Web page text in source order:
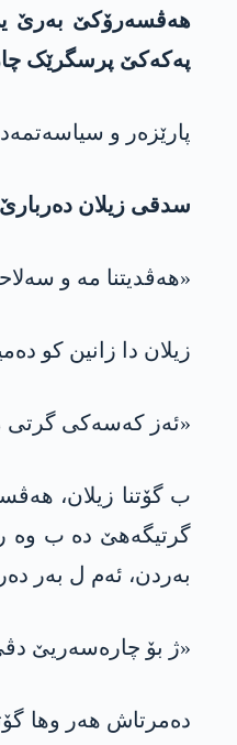
هەڤسەرۆکێ بەرێ
په‌كه‌كێ پرسگرێک
پارێزەر و
سدقی زیلان
«هەڤدیتنا مە و سه‌لاحه‌ددین دەمیرتاش نێزیکی 2
زیلان دا زانین کو
«ئەز کەسەکی گرتی
ب گۆتنا زیلان،
گرتیگەهێ دە ب وە
بەردن، ئەم ل بەر
«ژ بۆ چارەسەریێ
دەمرتاش هەر وها